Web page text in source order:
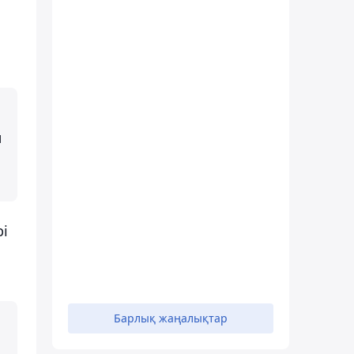
Барлық жаңалықтар